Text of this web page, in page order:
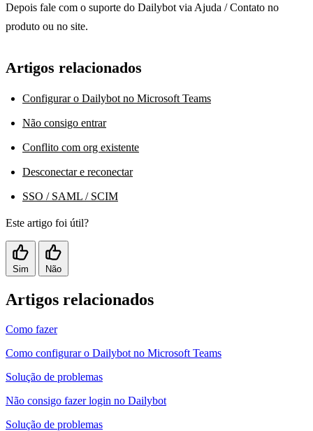
Depois fale com o suporte do Dailybot via Ajuda / Contato no
produto ou no site.
Artigos relacionados
Configurar o Dailybot no Microsoft Teams
Não consigo entrar
Conflito com org existente
Desconectar e reconectar
SSO / SAML / SCIM
Este artigo foi útil?
Sim Não
Artigos relacionados
Como fazer
Como configurar o Dailybot no Microsoft Teams
Solução de problemas
Não consigo fazer login no Dailybot
Solução de problemas